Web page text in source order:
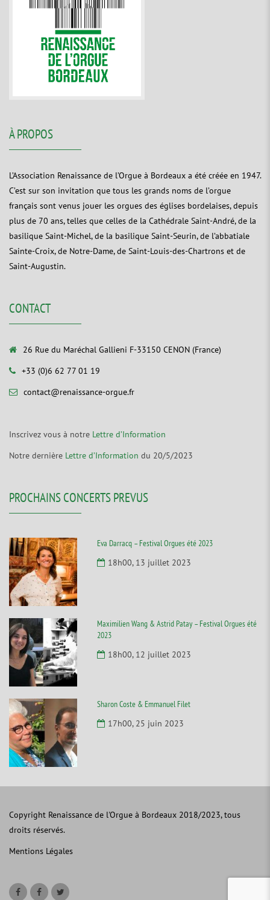
À PROPOS
L’Association Renaissance de l’Orgue à Bordeaux a été créée en 1947.
C’est sur son invitation que tous les grands noms de l’orgue
français sont venus jouer les orgues des églises bordelaises, depuis
plus de 70 ans, telles que celles de la Cathédrale Saint-André, de la
basilique Saint-Michel, de la basilique Saint-Seurin, de l’abbatiale
Sainte-Croix, de Notre-Dame, de Saint-Louis-des-Chartrons et de
Saint-Augustin.
CONTACT
26 Rue du Maréchal Gallieni F-33150 CENON (France)
+33 (0)6 62 77 01 19
contact@renaissance-orgue.fr
Inscrivez vous à notre Lettre d’Information
Notre dernière Lettre d’Information du 20/5/2023
PROCHAINS CONCERTS PREVUS
Eva Darracq – Festival Orgues été 2023
18h00, 13 juillet 2023
Maximilien Wang & Astrid Patay – Festival Orgues été
2023
18h00, 12 juillet 2023
Sharon Coste & Emmanuel Filet
17h00, 25 juin 2023
Copyright Renaissance de l'Orgue à Bordeaux 2018/2023, tous
droits réservés.
Mentions Légales